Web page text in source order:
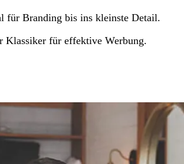
für Branding bis ins kleinste Detail.
Klassiker für effektive Werbung.